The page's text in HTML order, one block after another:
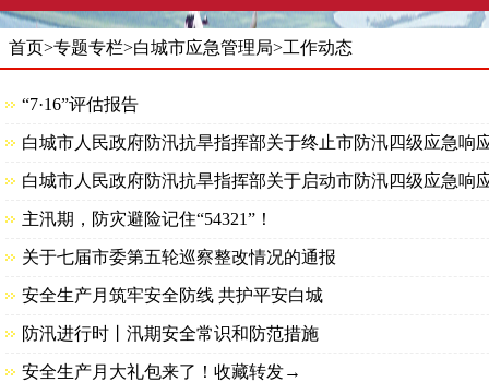
首页>专题专栏>白城市应急管理局>工作动态
“7·16”评估报告
白城市人民政府防汛抗旱指挥部关于终止市防汛四级应急响
白城市人民政府防汛抗旱指挥部关于启动市防汛四级应急响
主汛期，防灾避险记住“54321”！
关于七届市委第五轮巡察整改情况的通报
安全生产月筑牢安全防线 共护平安白城
防汛进行时丨汛期安全常识和防范措施
安全生产月大礼包来了！收藏转发→